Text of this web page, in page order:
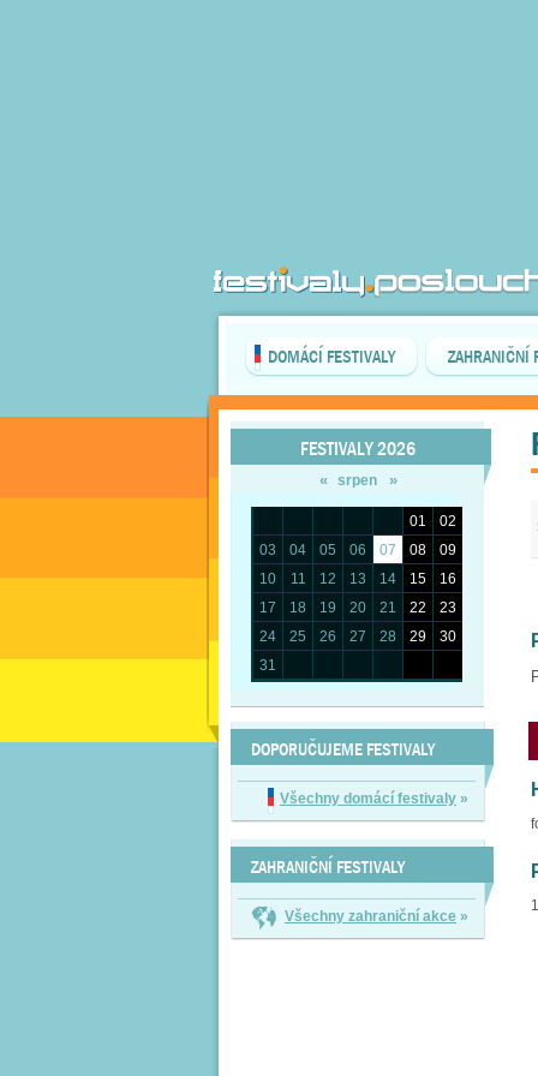
DOMÁCÍ FESTIVALY ZAHRANIČNÍ
FESTIVALY 2026
« srpen »
01
02
03
04 05 06 07 08
09
10
11 12 13 14 15
16
17
18 19 20 21 22
23
24
25 26 27 28 29
30
31
DOPORUČUJEME FESTIVALY
Všechny domácí festivaly »
ZAHRANIČNÍ FESTIVALY
Všechny zahraniční akce »